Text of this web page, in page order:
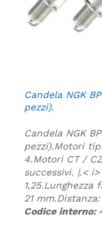
Candela NGK
pezzi).
Candela NGK
pezzi).Motori
4.Motori CT /
successivi. |.<
1,25.Lunghezza
21 mm.
Codice interno: